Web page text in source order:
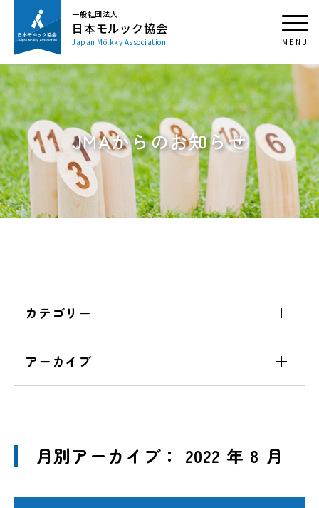
一般社団法人
日本モルック協会
Japan Mölkky Association
JMAからのお知らせ
月別アーカイブ： 2022 年 8 月
カテゴリー
アーカイブ